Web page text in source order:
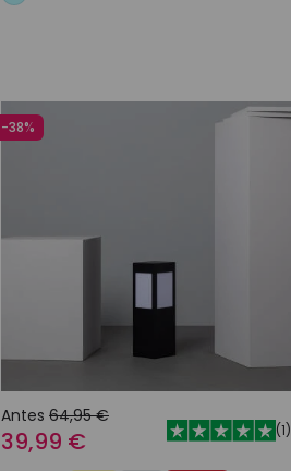
-38%
Antes 64,95 €
39,99 € (1)